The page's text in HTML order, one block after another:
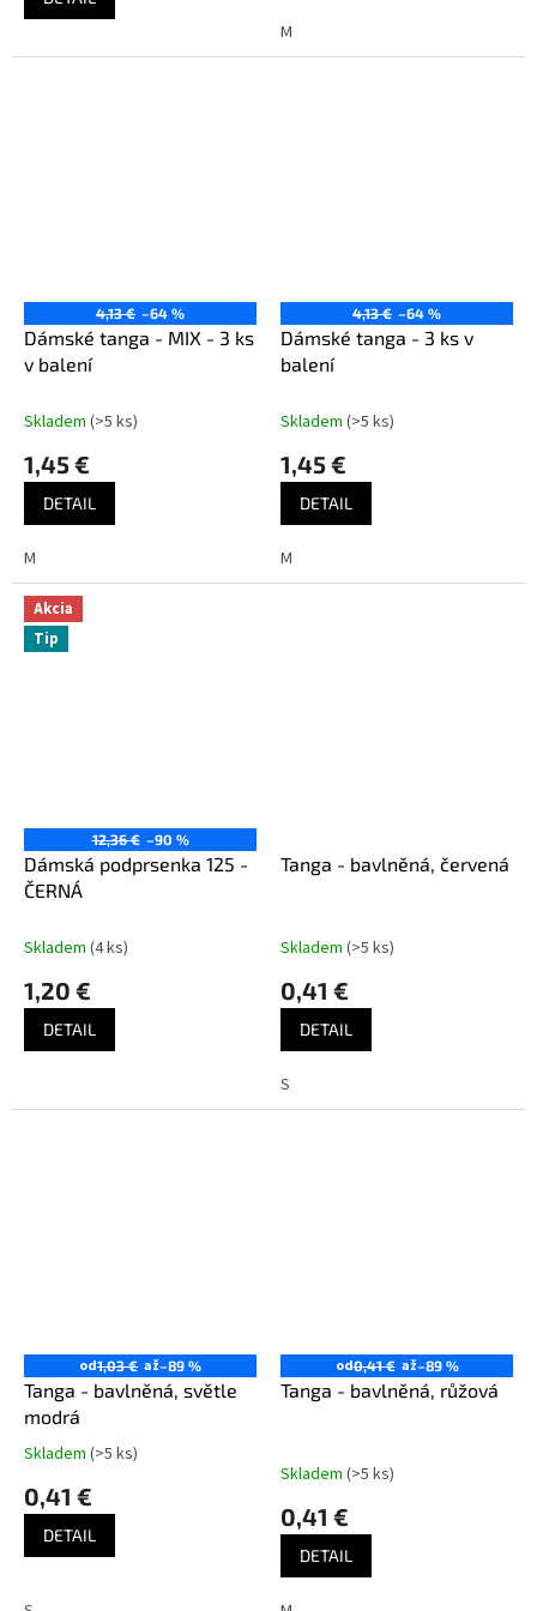
5
hviezdičiek.
M
4,13 € –64 %
Dámské tanga - MIX - 3 ks
v balení
Skladem (>5 ks)
1,45 €
DETAIL
M
4,13 € –64 %
Dámské tanga - 3 ks v
balení
Skladem (>5 ks)
1,45 €
DETAIL
M
Akcia
Tip
12,36 € –90 %
Dámská podprsenka 125 -
ČERNÁ
Skladem (4 ks)
1,20 €
DETAIL
Tanga - bavlněná, červená
Skladem (>5 ks)
0,41 €
DETAIL
S
od1,03 € až–89 %
Tanga - bavlněná, světle
modrá
Priemerné
produktu
Skladem (>5 ks)
0,41 €
DETAIL
od0,41 € až–89 %
Tanga - bavlněná, růžová
Skladem (>5 ks)
0,41 €
DETAIL